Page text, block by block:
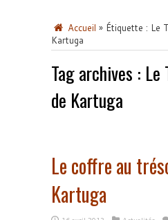
Accueil » Étiquette : Le
Kartuga
Tag archives : Le
de Kartuga
Le coffre au
Kartuga